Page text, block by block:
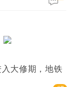
大修期，地铁